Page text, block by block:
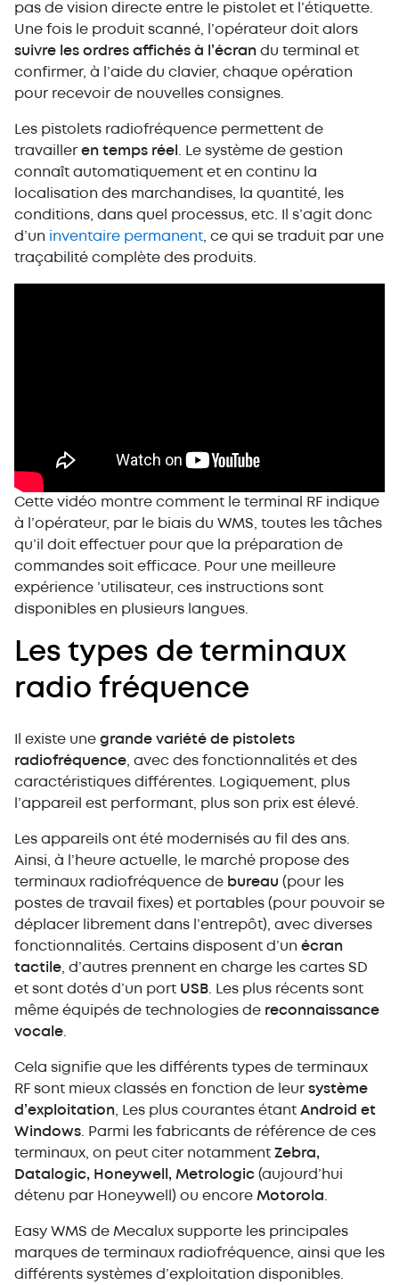
pas de vision directe entre le pistolet et l’étiquette.
Une fois le produit scanné, l’opérateur doit alors
suivre les ordres affichés à l’écran du terminal et
confirmer, à l’aide du clavier, chaque opération
pour recevoir de nouvelles consignes.
Les pistolets radiofréquence permettent de
travailler en temps réel
. Le système de gestion
connaît automatiquement et en continu la
localisation des marchandises, la quantité, les
conditions, dans quel processus, etc. Il s’agit donc
d’un inventaire permanent , ce qui se traduit par une
traçabilité complète des produits.
Cette vidéo montre comment le terminal RF indique
à l’opérateur, par le biais du WMS, toutes les tâches
qu’il doit effectuer pour que la préparation de
commandes soit efficace. Pour une meilleure
expérience ’utilisateur, ces instructions sont
disponibles en plusieurs langues.
Les types de terminaux
radio fréquence
Il existe une grande variété de pistolets
radiofréquence , avec des fonctionnalités et des
caractéristiques différentes. Logiquement, plus
l’appareil est performant, plus son prix est élevé.
Les appareils ont été modernisés au fil des ans.
Ainsi, à l’heure actuelle, le marché propose des
terminaux radiofréquence de bureau (pour les
postes de travail fixes) et portables (pour pouvoir se
déplacer librement dans l’entrepôt), avec diverses
fonctionnalités. Certains disposent d’un écran
tactile , d’autres prennent en charge les cartes SD
et sont dotés d’un port USB . Les plus récents sont
même équipés de technologies de reconnaissance
vocale
Cela signifie que les différents types de terminaux
RF sont mieux classés en fonction de leur système
d’exploitation , Les plus courantes étant Android et
Windows . Parmi les fabricants de référence de ces
terminaux, on peut citer notamment Zebra,
Datalogic, Honeywell, Metrologic (aujourd’hui
détenu par Honeywell) ou encore Motorola
Easy WMS de Mecalux supporte les principales
marques de terminaux radiofréquence, ainsi que les
différents systèmes d’exploitation disponibles.